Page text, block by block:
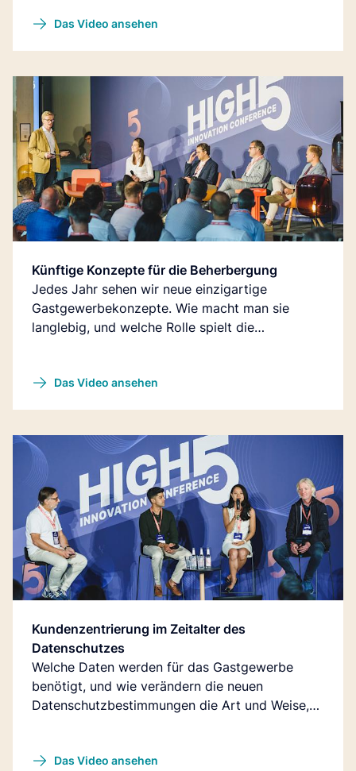
Das Video ansehen
Künftige Konzepte für die Beherbergung
Jedes Jahr sehen wir neue einzigartige
Gastgewerbekonzepte. Wie macht man sie
langlebig, und welche Rolle spielt die
Das Video ansehen
Kundenzentrierung im Zeitalter des
Datenschutzes
Welche Daten werden für das Gastgewerbe
benötigt, und wie verändern die neuen
Datenschutzbestimmungen die Art und Weise,
Das Video ansehen